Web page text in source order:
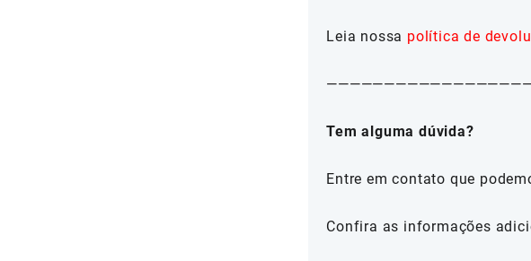
Leia nossa política de
Tem alguma dúvida?
Entre em contato que
Confira as informações